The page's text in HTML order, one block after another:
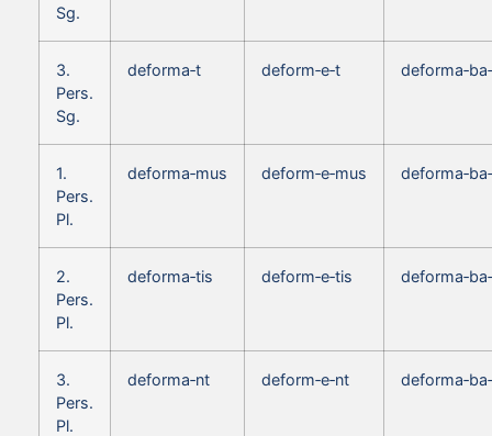
Sg.
3.
Pers.
Sg.
deforma‑t deform‑e‑t
1.
Pers.
Pl.
deforma‑mus deform‑e‑mus
2.
Pers.
Pl.
deforma‑tis deform‑e‑tis
3.
Pers.
Pl.
deforma‑nt deform‑e‑nt